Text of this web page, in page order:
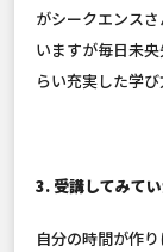
がシークエンス
いますが毎日未
らい充実した学
3. 受講してみて
自分の時間が作